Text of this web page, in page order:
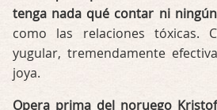
tenga nada qué contar ni
como las relaciones tóxicas.
yugular, tremendamente
joya.
Opera prima del noruego